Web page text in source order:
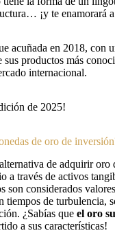
¡y te enamorará
acuñada en 2018, con
productos más
internacional.
de 2025!
de oro de
de adquirir oro
a través de activos
son considerados
tiempos de turbulencia,
¿Sabías que el oro
a sus características!